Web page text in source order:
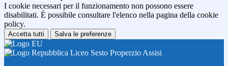
I cookie necessari per il funzionamento non possono essere
disabilitati. È possibile consultare l'elenco nella pagina della cookie
policy.
Accetta tutti Salva le preferenze
Liceo Sesto Properzio Assisi